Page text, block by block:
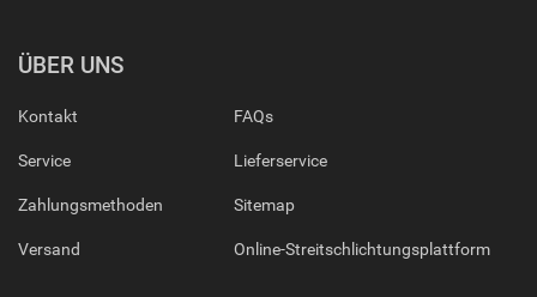
ÜBER UNS
Kontakt
Service
Zahlungsmethoden
Versand
FAQs
Lieferservice
Sitemap
Online-Streitschlichtungsplattform